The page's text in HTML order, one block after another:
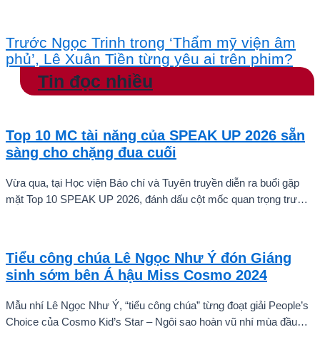
Trước Ngọc Trinh trong ‘Thẩm mỹ viện âm
phủ’, Lê Xuân Tiền từng yêu ai trên phim?
Tin đọc nhiều
Top 10 MC tài năng của SPEAK UP 2026 sẵn
sàng cho chặng đua cuối
Vừa qua, tại Học viện Báo chí và Tuyên truyền diễn ra buổi gặp
mặt Top 10 SPEAK UP 2026, đánh dấu cột mốc quan trọng trước
Tiểu công chúa Lê Ngọc Như Ý đón Giáng
sinh sớm bên Á hậu Miss Cosmo 2024
Mẫu nhí Lê Ngọc Như Ý, “tiểu công chúa” từng đoạt giải People’s
Choice của Cosmo Kid’s Star – Ngôi sao hoàn vũ nhí mùa đầu